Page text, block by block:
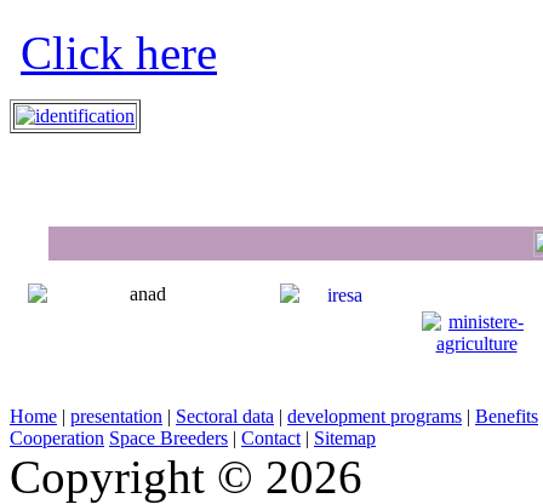
Click here
Home | presentation | Sectoral data | development programs | Benefits
Cooperation Space Breeders | Contact | Sitemap
Copyright © 2026